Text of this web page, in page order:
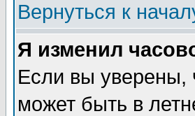
Вернуться к
Я изменил
Если вы уверены,
может быть в